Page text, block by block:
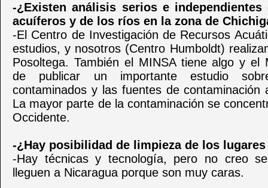
-¿Existen análisis serios e
acuíferos y de los ríos en la zona de
-El Centro de Investigación de Recursos
estudios, y nosotros (Centro Humboldt)
Posoltega. También el MINSA tiene algo y el
de publicar un importante estudio
contaminados y las fuentes de contaminación
La mayor parte de la contaminación se
Occidente.
-¿Hay posibilidad de limpieza de los
-Hay técnicas y tecnología, pero no creo
lleguen a Nicaragua porque son muy caras.